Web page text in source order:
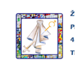
content